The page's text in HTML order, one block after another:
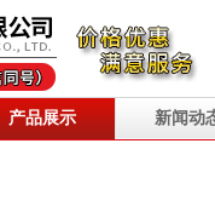
产品展示 新闻动